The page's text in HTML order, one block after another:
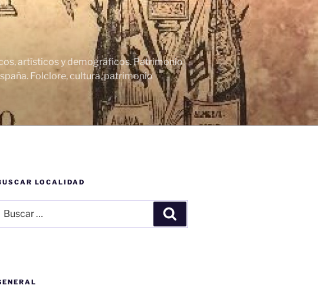
artísticos y demográficos. Patrimonio
Folclore, cultura, patrimonio
LOCALIDAD
por: